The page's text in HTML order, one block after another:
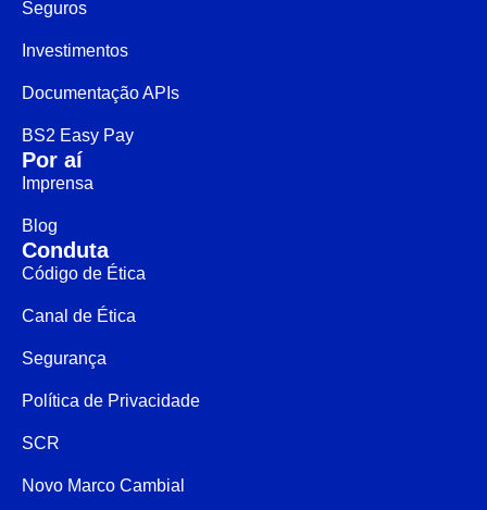
Seguros
Investimentos
Documentação APIs
BS2 Easy Pay
Por aí
Imprensa
Blog
Conduta
Código de Ética
Canal de Ética
Segurança
Política de Privacidade
SCR
Novo Marco Cambial